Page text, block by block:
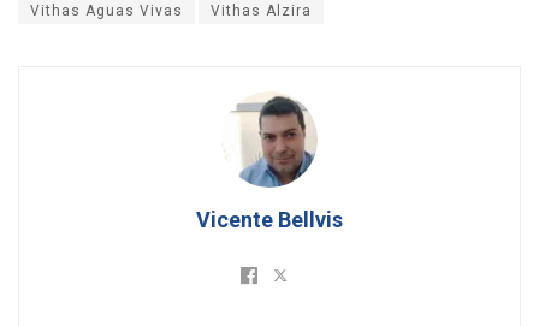
Vithas Aguas Vivas Vithas Alzira
Vicente Bellvis